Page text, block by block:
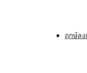
ฤกษ์ลง